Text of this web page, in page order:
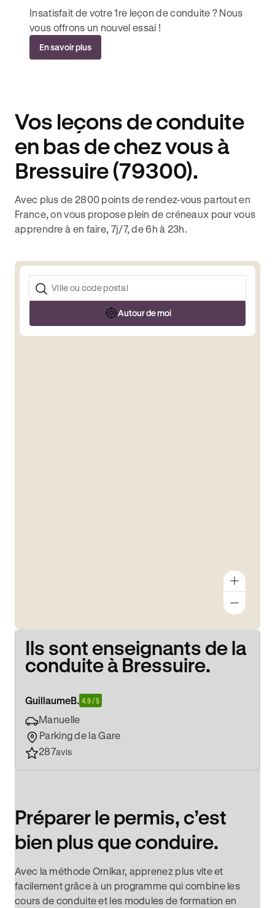
Insatisfait de votre 1re leçon de conduite ? Nous
vous offrons un nouvel essai !
En savoir plus
Vos leçons de conduite
en bas de chez vous à
Bressuire (79300).
Avec plus de 2800 points de rendez-vous partout en
France, on vous propose plein de créneaux pour vous
apprendre à en faire, 7j/7, de 6h à 23h.
Autour de moi
Ils sont enseignants de la
conduite à Bressuire.
GuillaumeB. 4.9 / 5
Manuelle
Parking de la Gare
287avis
Préparer le permis, c’est
bien plus que conduire.
Avec la méthode Ornikar, apprenez plus vite et
facilement grâce à un programme qui combine les
cours de conduite et les modules de formation en